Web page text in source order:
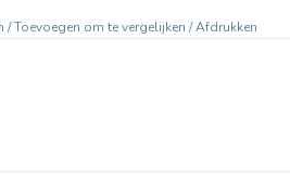
/Toevoegen om te vergelijken /Afdrukken